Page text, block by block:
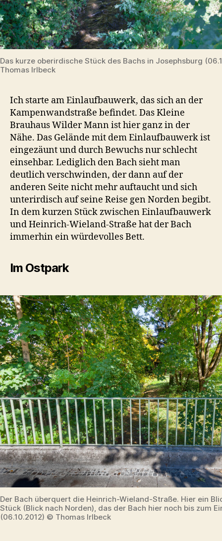
Das kurze oberirdische Stück des Bachs in Josephsburg
Thomas Irlbeck
Ich starte am Einlaufbauwerk, das sich an der
Kampenwandstraße befindet. Das Kleine
Brauhaus Wilder Mann ist hier ganz in der
Nähe. Das Gelände mit dem Einlaufbauwerk ist
eingezäunt und durch Bewuchs nur schlecht
einsehbar. Lediglich den Bach sieht man
deutlich verschwinden, der dann auf der
anderen Seite nicht mehr auftaucht und sich
unterirdisch auf seine Reise gen Norden begibt.
In dem kurzen Stück zwischen Einlaufbauwerk
und Heinrich-Wieland-Straße hat der Bach
immerhin ein würdevolles Bett.
Im Ostpark
Der Bach überquert die Heinrich-Wieland-Straße. Hier ein
Stück (Blick nach Norden), das der Bach hier noch bis zum
(06.10.2012) © Thomas Irlbeck